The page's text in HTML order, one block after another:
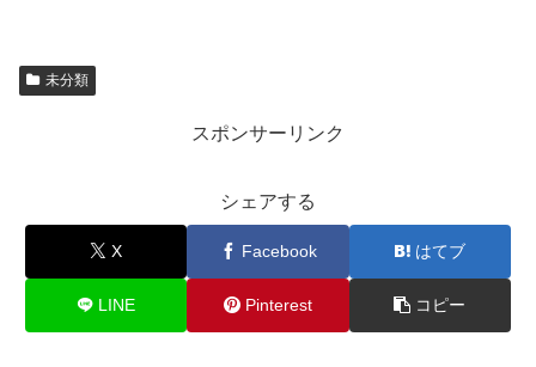
未分類
スポンサーリンク
シェアする
X Facebook はてブ
LINE Pinterest コピー